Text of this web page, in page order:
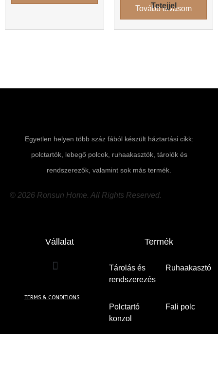
Tetejjel
Tovább olvasom
Egyetlen helyen több száz fából készült háztartási cikk:
polctartók, lebegő polcok, ruhaakasztók, tárolók és
rendszerezők, valamint sok más termék.
© 2026 Ronsun Home. All Rights Reserved.
Vállalat
TERMS & CONDITIONS
Termék
Tárolás és
rendszerezés
Ruhaakasztó
Polctartó
konzol
Fali polc